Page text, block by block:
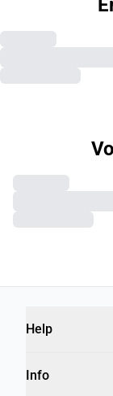
Help
Info